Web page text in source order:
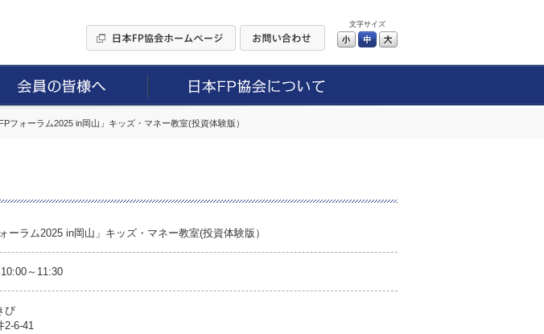
文字サイズ
小 中
フォーラム2025 in岡山」キッズ・マネー教室(投資体験版）
ーラム2025 in岡山」キッズ・マネー教室(投資体験版）
～11:30
び
2-6-41